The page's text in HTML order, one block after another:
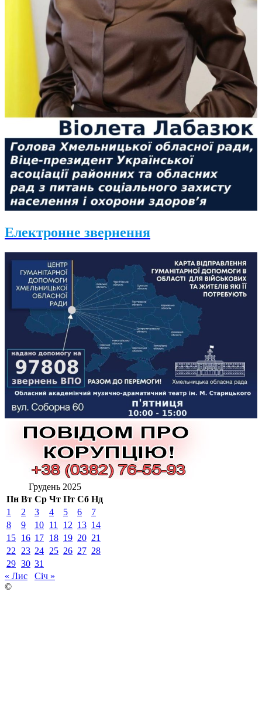
Електронне звернення
Грудень 2025
Пн Вт Ср Чт Пт Сб Нд
1
2 3 4 5 6
7
8
9 10 11 12 13 14
15 16 17 18 19 20 21
22
23 24 25 26 27 28
29 30 31
« Лис
Січ »
©